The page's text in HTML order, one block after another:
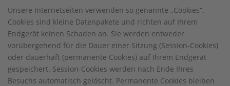
Unsere Internetseiten verwenden so genannte „Cookies“.
Cookies sind kleine Datenpakete und richten auf Ihrem
Endgerät keinen Schaden an. Sie werden entweder
vorübergehend für die Dauer einer Sitzung (Session-Cookies)
oder dauerhaft (permanente Cookies) auf Ihrem Endgerät
gespeichert. Session-Cookies werden nach Ende Ihres
Besuchs automatisch gelöscht. Permanente Cookies bleiben